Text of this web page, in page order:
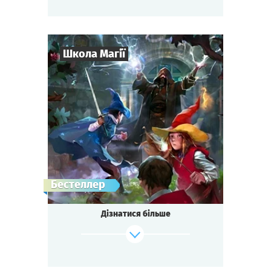
Зіграти Дивитися сценарій
Школа Магії
Бестеллер
Гравців 6 -19
Час гри 1-2 год.
Тематика Фентезі
Тип квесту Квесторія
Дізнатися більше